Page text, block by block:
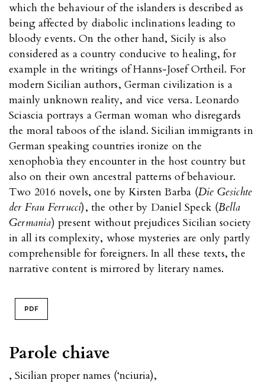
Parole chiave
, Sicilian proper names (‘nciuria),
which the behaviour of the islanders is described as
being affected by diabolic inclinations leading to
bloody events. On the other hand, Sicily is also
considered as a country conducive to healing, for
example in the writings of Hanns-Josef Ortheil. For
modern Sicilian authors, German civilization is a
mainly unknown reality, and vice versa. Leonardo
Sciascia portrays a German woman who disregards
the moral taboos of the island. Sicilian immigrants in
German speaking countries ironize on the
xenophobìa they encounter in the host country but
also on their own ancestral patterns of behaviour.
Two 2016 novels, one by Kirsten Barba (Die Gesichte
der Frau Ferrucci), the other by Daniel Speck (Bella
Germania) present without prejudices Sicilian society
in all its complexity, whose mysteries are only partly
comprehensible for foreigners. In all these texts, the
narrative content is mirrored by literary names.
PDF